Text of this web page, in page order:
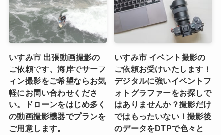
いすみ市 出張動画撮影の
ご依頼です、海岸でサーフ
ィン撮影をご希望ならお気
軽にお問い合わせくださ
い。ドローンをはじめ多く
の動画撮影機器でプランを
ご用意します。
いすみ市 イベント撮影の
ご依頼お受けいたします！
デジタルに強いイベントフ
ォトグラファーをお探しで
はありませんか？撮影だけ
ではもったいない！撮影後
のデータをDTPで色々と